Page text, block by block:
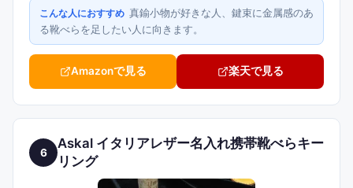
こんな人におすすめ 真鍮小物が好きな人、鍵束に金属感のあ
る靴べらを足したい人に向きます。
Amazonで見る 楽天で見る
6
Askal イタリアレザー名入れ携帯靴べらキー
リング